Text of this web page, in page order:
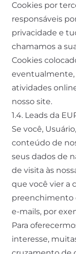
Cookies por
responsáveis
privacidade e
chamamos a
Cookies
eventualmente,
atividades
nosso site.
1.4. Leads da
Se você,
conteúdo de
seus dados de
de visita às
que você vier a
preenchimento
e-mails, por
Para
interesse,